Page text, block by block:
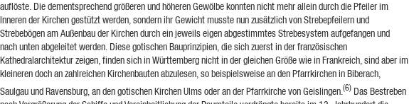
auflöste. Die dementsprechend größeren und höheren Gewölbe konnten nicht mehr allein durch die Pfeiler im
Inneren der Kirchen gestützt werden, sondern ihr Gewicht musste nun zusätzlich von Strebepfeilern und
Strebebögen am Außenbau der Kirchen durch ein jeweils eigen abgestimmtes Strebesystem aufgefangen und
nach unten abgeleitet werden. Diese gotischen Bauprinzipien, die sich zuerst in der französischen
Kathedralarchitektur zeigen, finden sich in Württemberg nicht in der gleichen Größe wie in Frankreich, sind aber im
kleineren doch an zahlreichen Kirchenbauten abzulesen, so beispielsweise an den Pfarrkirchen in Biberach,
Saulgau und Ravensburg, an den gotischen Kirchen Ulms oder an der Pfarrkirche von Geislingen. (6) Das Bestreben